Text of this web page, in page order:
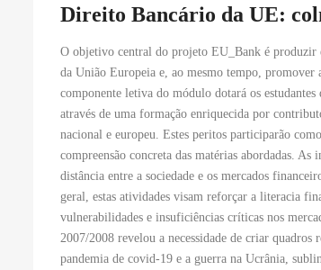
Direito Bancário da UE:
O objetivo central do projeto EU_Bank é produzir
da União Europeia e, ao mesmo tempo,
componente letiva do módulo dotará os
através de uma formação enriquecida por
nacional e europeu. Estes peritos participarão
compreensão concreta das matérias abordadas.
distância entre a sociedade e os mercados
geral, estas atividades visam reforçar a literacia
vulnerabilidades e insuficiências críticas nos
2007/2008 revelou a necessidade de criar quadros
pandemia de covid-19 e a guerra na Ucrânia,